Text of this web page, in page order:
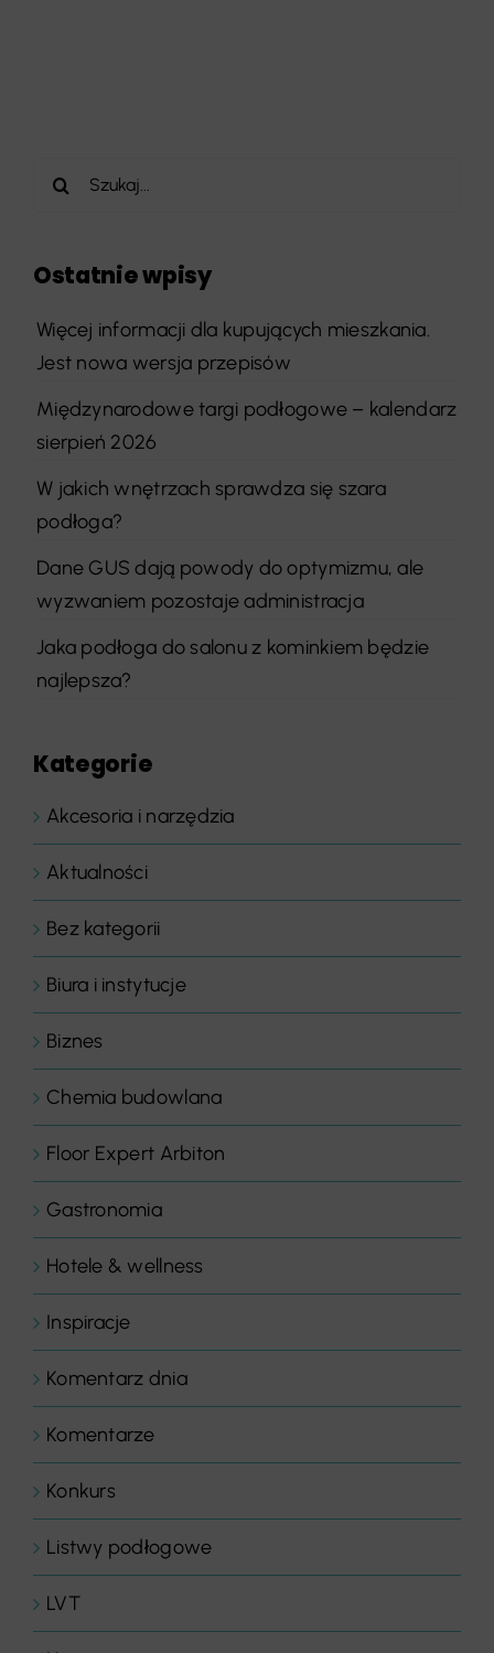
Szukaj
Ostatnie wpisy
Więcej informacji dla kupujących mieszkania.
Jest nowa wersja przepisów
Międzynarodowe targi podłogowe – kalendarz
sierpień 2026
W jakich wnętrzach sprawdza się szara
podłoga?
Dane GUS dają powody do optymizmu, ale
wyzwaniem pozostaje administracja
Jaka podłoga do salonu z kominkiem będzie
najlepsza?
Kategorie
Akcesoria i narzędzia
Aktualności
Bez kategorii
Biura i instytucje
Biznes
Chemia budowlana
Floor Expert Arbiton
Gastronomia
Hotele & wellness
Inspiracje
Komentarz dnia
Komentarze
Konkurs
Listwy podłogowe
LVT